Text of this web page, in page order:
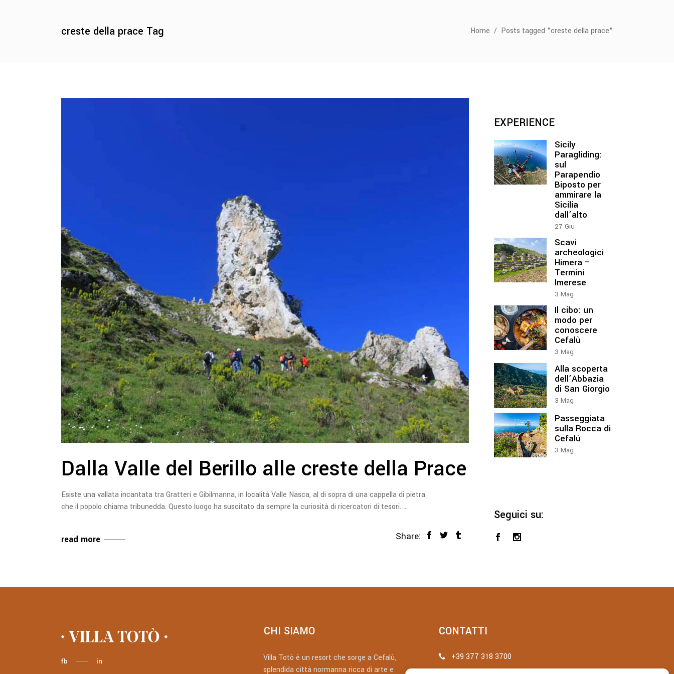
creste della prace Tag Home / Posts tagged "creste della prace"
Dalla Valle del Berillo alle creste della Prace
Esiste una vallata incantata tra Gratteri e Gibilmanna, in località Valle Nasca, al di sopra di una cappella di pietra
che il popolo chiama tribunedda. Questo luogo ha suscitato da sempre la curiosità di ricercatori di tesori.
read more Share:
EXPERIENCE
Sicily
Paragliding:
sul
Parapendio
Biposto per
ammirare la
Sicilia
dall’alto
27 Giu
Scavi
archeologici
Himera –
Termini
Imerese
3 Mag
Il cibo: un
modo per
conoscere
Cefalù
3 Mag
Alla scoperta
dell’Abbazia
di San Giorgio
3 Mag
Passeggiata
sulla Rocca di
Cefalù
3 Mag
Seguici su:
fb in
CHI SIAMO
Villa Totò è un resort che sorge a Cefalù,
splendida città normanna ricca di arte e
CONTATTI
+39 377 318 3700